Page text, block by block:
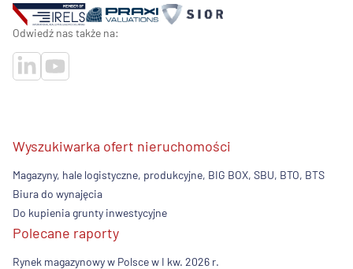
Odwiedź nas także na:
Wyszukiwarka ofert nieruchomości
Magazyny, hale logistyczne, produkcyjne, BIG BOX, SBU, BTO, BTS
Biura do wynajęcia
Do kupienia grunty inwestycyjne
Polecane raporty
Rynek magazynowy w Polsce w I kw. 2026 r.